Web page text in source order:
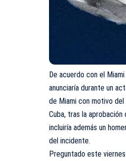
De acuerdo con el
anunciaría durante un
de Miami con motivo
Cuba, tras la aprobación
incluiría además un
del incidente.
Preguntado este